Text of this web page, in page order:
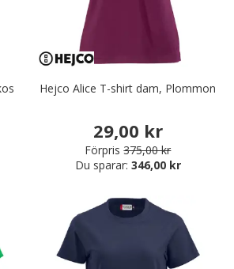
Hejco Alice T-shirt dam, Plommon
29,00 kr
Förpris 375,00 kr
Du sparar: 346,00 kr